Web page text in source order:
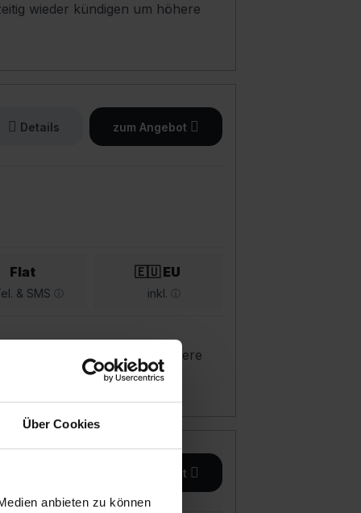
Über Cookies
anbieten zu können
wieder kündigen um höhere
Details zum Angebot
Flat
& SMS
🇪🇺 EU
inkl.
wieder kündigen um höhere
zum Angebot